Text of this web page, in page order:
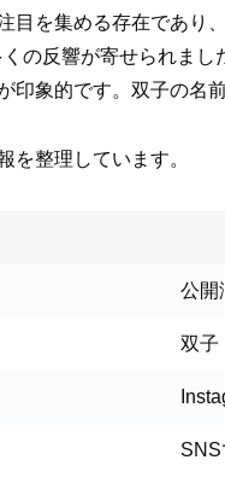
目を集める存在であり
の反響が寄せられま
印象的です。双子の名
を整理しています。
公開
双子
SNS